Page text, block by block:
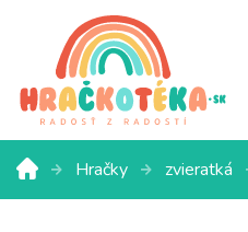
Hračky zvieratká